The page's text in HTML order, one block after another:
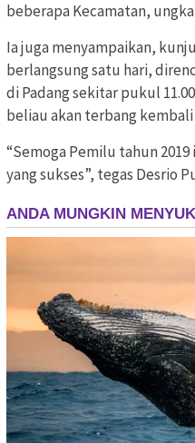
beberapa Kecamatan,
Ia juga menyampaikan,
berlangsung satu hari,
di Padang sekitar pukul
beliau akan terbang
“Semoga Pemilu tahun
yang sukses”, tegas Desrio